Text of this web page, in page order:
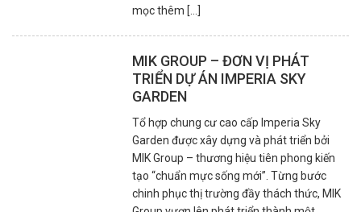
mọc thêm [...]
MIK GROUP – ĐƠN VỊ PHÁT
TRIỂN DỰ ÁN IMPERIA SKY
GARDEN
Tổ hợp chung cư cao cấp Imperia Sky
Garden được xây dựng và phát triển bởi
MIK Group – thương hiệu tiên phong kiến
tạo “chuẩn mực sống mới”. Từng bước
chinh phục thị trường đầy thách thức, MIK